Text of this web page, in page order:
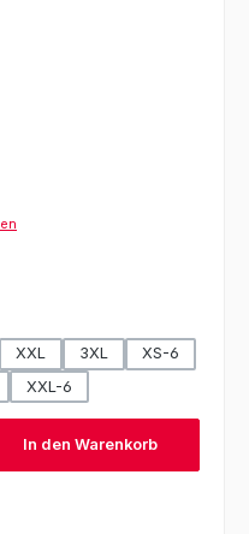
XXL 3XL
XS-6
XXL-6
Wert ein oder benutze die
In den Warenkorb